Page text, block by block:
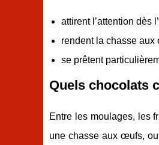
attirent l’attention dès
rendent la chasse
se prêtent
Quels chocolats
Entre les moulages, les
une chasse aux œufs,